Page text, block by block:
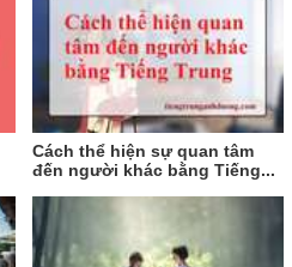
Cách thể hiện sự quan tâm
đến người khác bằng Tiếng...